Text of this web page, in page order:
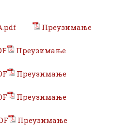
Преузимање
Преузимање
Преузимање
Преузимање
Преузимање